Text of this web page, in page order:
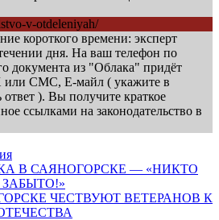
короткого времени: эксперт
дня. На ваш телефон по
документа из "Облака" придёт
или СМС, Е-майл ( укажите в
ответ ). Вы получите краткое
ссылками на законодательство в
В САЯНОГОРСКЕ — «НИКТО
ЧЕСТВУЮТ ВЕТЕРАНОВ К